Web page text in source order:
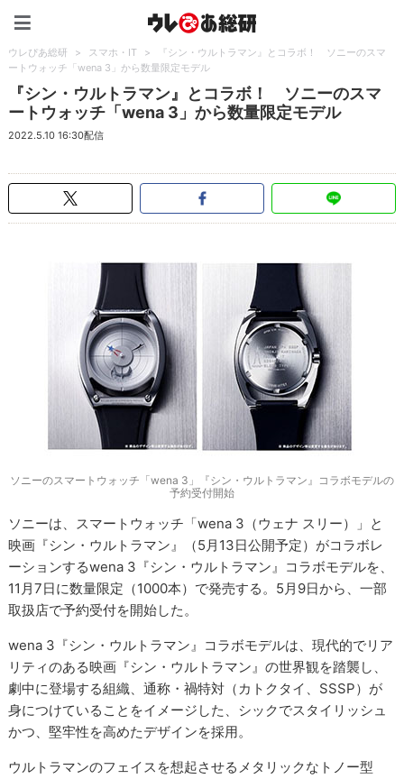
ウレぴあ総研 > スマホ・IT >
『シン・ウルトラマン』とコラボ！ ソニーのスマ
ートウォッチ「wena 3」から数量限定モデル
『シン・ウルトラマン』とコラボ！ ソニーのスマ
ートウォッチ「wena 3」から数量限定モデル
2022.5.10 16:30配信
ソニーのスマートウォッチ「wena 3」『シン・ウルトラマン』コラボモデルの
予約受付開始
ソニーは、スマートウォッチ「wena 3（ウェナ スリー）」と
映画『シン・ウルトラマン』（5月13日公開予定）がコラボレ
ーションするwena 3『シン・ウルトラマン』コラボモデルを、
11月7日に数量限定（1000本）で発売する。5月9日から、一部
取扱店で予約受付を開始した。
wena 3『シン・ウルトラマン』コラボモデルは、現代的でリア
リティのある映画『シン・ウルトラマン』の世界観を踏襲し、
劇中に登場する組織、通称・禍特対（カトクタイ、SSSP）が
身につけていることをイメージした、シックでスタイリッシュ
かつ、堅牢性を高めたデザインを採用。
ウルトラマンのフェイスを想起させるメタリックなトノー型